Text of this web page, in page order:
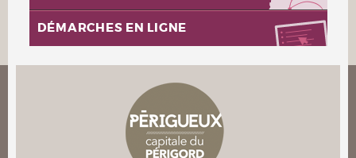
DÉMARCHES EN LIGNE